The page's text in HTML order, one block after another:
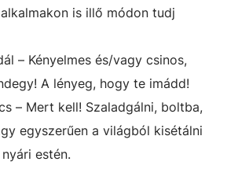
is illő módon tudj
– Kényelmes és/vagy csinos,
A lényeg, hogy te imádd!
– Mert kell! Szaladgálni, boltba,
egyszerűen a világból kisétálni
estén.